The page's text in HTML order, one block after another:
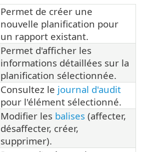
Permet de créer une
nouvelle planification pour
un rapport existant.
Permet d'afficher les
informations détaillées sur la
planification sélectionnée.
Consultez le journal d'audit
pour l'élément sélectionné.
Modifier les balises (affecter,
désaffecter, créer,
supprimer).